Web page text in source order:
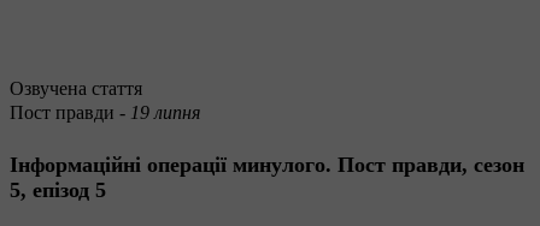
Озвучена стаття
Пост правди - 19 липня
Інформаційні операції минулого. Пост правди, сезон
5, епізод 5